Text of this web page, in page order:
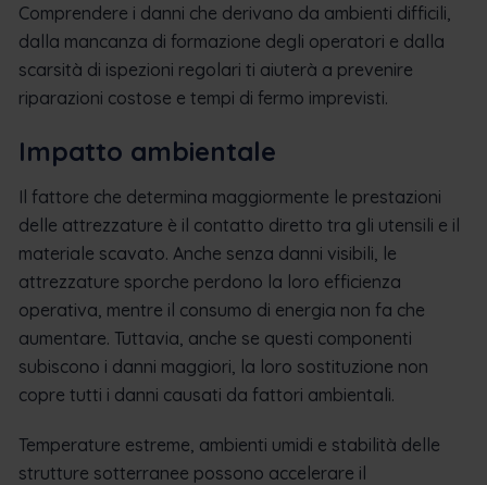
Comprendere i danni che derivano da ambienti difficili,
dalla mancanza di formazione degli operatori e dalla
scarsità di ispezioni regolari ti aiuterà a prevenire
riparazioni costose e tempi di fermo imprevisti.
Impatto ambientale
Il fattore che determina maggiormente le prestazioni
delle attrezzature è il contatto diretto tra gli utensili e il
materiale scavato. Anche senza danni visibili, le
attrezzature sporche perdono la loro efficienza
operativa, mentre il consumo di energia non fa che
aumentare. Tuttavia, anche se questi componenti
subiscono i danni maggiori, la loro sostituzione non
copre tutti i danni causati da fattori ambientali.
Temperature estreme, ambienti umidi e stabilità delle
strutture sotterranee possono accelerare il